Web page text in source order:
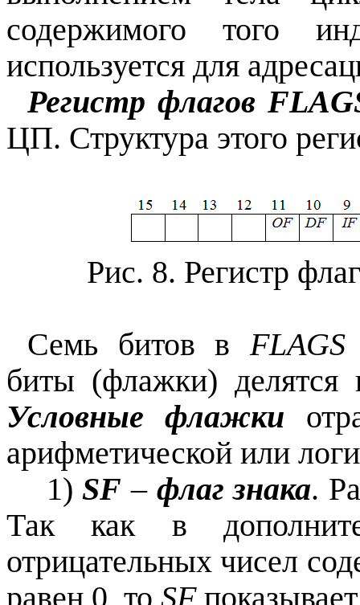
содержимого того
используется для
Регистр флагов
ЦП. Структура этого
Рис. 8. Регистр
Cемь битов в FLAGS
биты (флажки)
Условные флажки
арифметической или
1)SF – флаг знака.
Так как в
отрицательных чисел
равен 0, то SF